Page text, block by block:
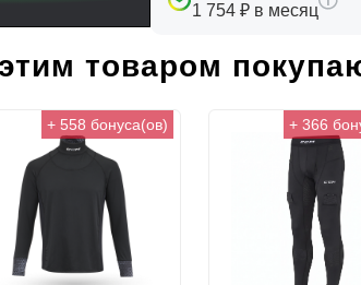
1 754 ₽ в месяц
товаром
+ 558 бонуса(ов) + 366